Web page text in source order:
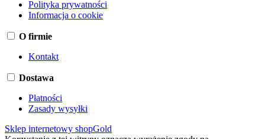
Polityka prywatności
Informacja o cookie
O firmie
Kontakt
Dostawa
Płatności
Zasady wysyłki
Sklep internetowy shopGold